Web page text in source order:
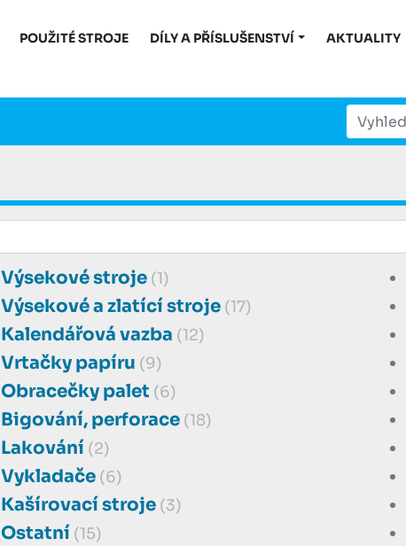
POUŽITÉ STROJE DÍLY A PŘÍSLUŠENSTVÍ AKTUALITY
Výsekové stroje (1)
Výsekové a zlatící stroje (17)
Kalendářová vazba (12)
Vrtačky papíru (9)
Obracečky palet (6)
Bigování, perforace (18)
Lakování (2)
Vykladače (6)
Kašírovací stroje (3)
Ostatní (15)